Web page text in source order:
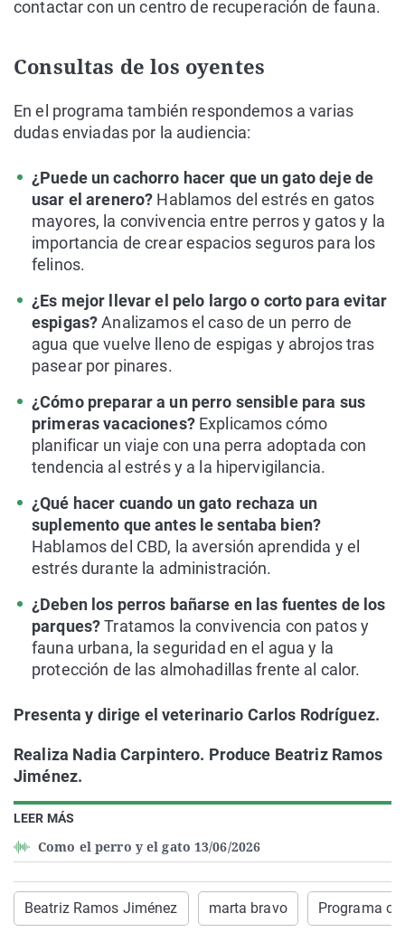
LEER MÁS
Como el perro y el gato 13/06/2026
contactar con un centro de recuperación de fauna.
Consultas de los oyentes
En el programa también respondemos a varias
dudas enviadas por la audiencia:
¿Puede un cachorro hacer que un gato deje de
usar el arenero? Hablamos del estrés en gatos
mayores, la convivencia entre perros y gatos y la
importancia de crear espacios seguros para los
felinos.
¿Es mejor llevar el pelo largo o corto para evitar
espigas?Analizamos el caso de un perro de
agua que vuelve lleno de espigas y abrojos tras
pasear por pinares.
¿Cómo preparar a un perro sensible para sus
primeras vacaciones?Explicamos cómo
planificar un viaje con una perra adoptada con
tendencia al estrés y a la hipervigilancia.
¿Qué hacer cuando un gato rechaza un
suplemento que antes le sentaba bien?
Hablamos del CBD, la aversión aprendida y el
estrés durante la administración.
¿Deben los perros bañarse en las fuentes de los
parques?Tratamos la convivencia con patos y
fauna urbana, la seguridad en el agua y la
protección de las almohadillas frente al calor.
Presenta y dirige el veterinario Carlos Rodríguez.
Realiza Nadia Carpintero. Produce Beatriz Ramos
Jiménez.
Beatriz Ramos Jiménez marta bravo Programa